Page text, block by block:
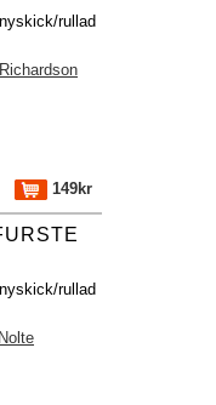
rullad
149kr
rullad